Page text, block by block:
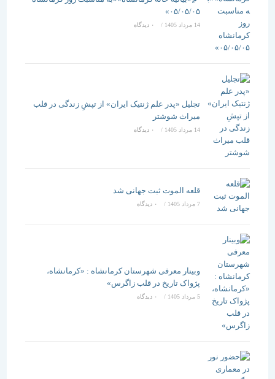
۰۵/۰۵/۰۵»
/ ۰ دیدگاه
تجلیل «پدر علم ژنتیک ایران» از تپشِ زندگی در قلب
میراث شوشتر
14 مرداد 1405 / ۰ دیدگاه
قلعه الموت ثبت جهانی شد
/ ۰ دیدگاه
وبینار معرفی شهرستان کرمانشاه : «کرمانشاه،
پژواک تاریخ در قلب زاگرس»
5 مرداد 1405 / ۰ دیدگاه